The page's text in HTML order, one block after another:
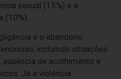
sexual (15%) e a
(10%).
e o abandono
incluindo situações
de acolhimento e
Já a violência